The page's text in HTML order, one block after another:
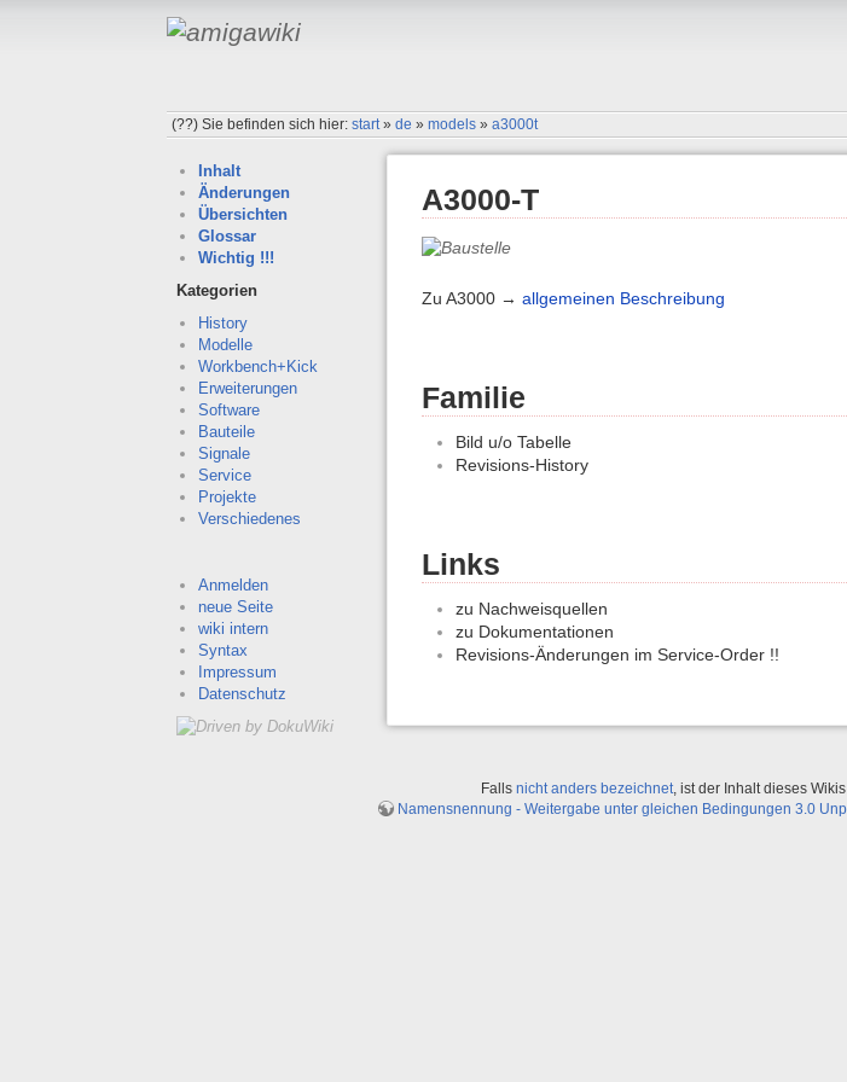
(??)Sie befinden sich hier:start»de »models »a3000t
Inhalt
Änderungen
Übersichten
Glossar
Wichtig !!!
Kategorien
History
Modelle
Workbench+Kick
Erweiterungen
Software
Bauteile
Signale
Service
Projekte
Verschiedenes
Anmelden
neue Seite
wiki intern
Syntax
Impressum
Datenschutz
A3000-T
Zu A3000 → allgemeinen Beschreibung
Familie
Bild u/o Tabelle
Revisions-History
Links
zu Nachweisquellen
zu Dokumentationen
Revisions-Änderungen im Service-Order !!
Falls nicht anders bezeichnet, ist der Inhalt dieses
Namensnennung - Weitergabe unter gleichen Bedingungen 3.0